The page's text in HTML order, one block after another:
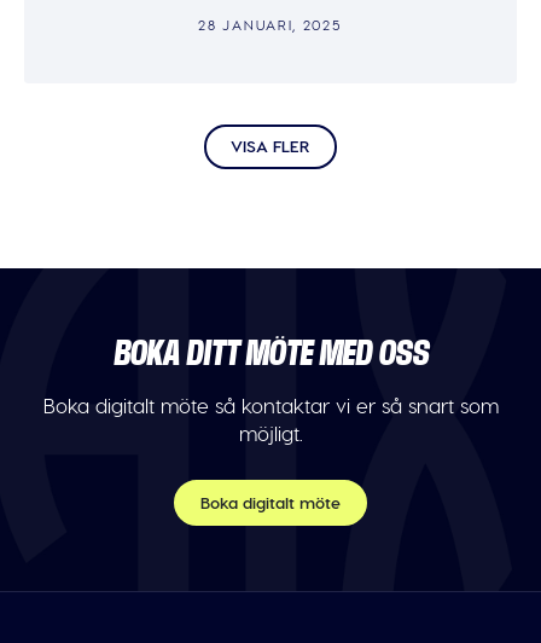
28 JANUARI, 2025
VISA FLER
BOKA DITT MÖTE MED OSS
Boka digitalt möte så kontaktar vi er så snart som
möjligt.
Boka digitalt möte